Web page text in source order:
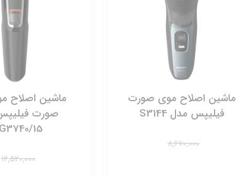
ماشین اصلاح موی صورت
فیلیپس مدل S3144
8,670,000
ماشین اصلاح
صورت
15
12,520,000